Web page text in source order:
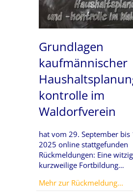
Grundlagen
kaufmännischer
kontrolle im
Waldorfverein
hat vom 29. September
2025 online stattgefunden
Rückmeldungen: Eine
kurzweilige Fortbildung…
Mehr zur Rückmeldung...